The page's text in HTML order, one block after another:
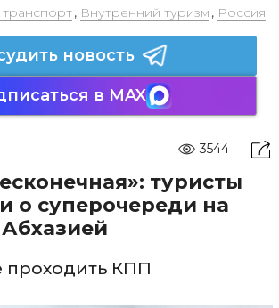
, Внутренний туризм , Россия
новость
в MAX
3544
туристы
о суперочереди на
проходить КПП